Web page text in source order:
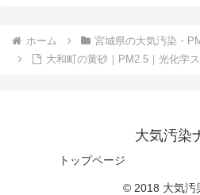
ホーム
宮城県の大気汚染・
大和町の黄砂｜PM2.5｜光化学
大気汚染
トップページ
© 2018 大気汚